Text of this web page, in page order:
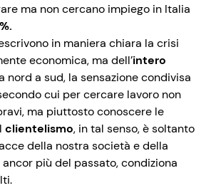
ma non cercano impiego in Italia
in maniera chiara la crisi
economica, ma dell’intero
nord a sud, la sensazione condivisa
cui per cercare lavoro non
ma piuttosto conoscere le
clientelismo, in tal senso, è soltanto
della nostra società e della
più del passato, condiziona